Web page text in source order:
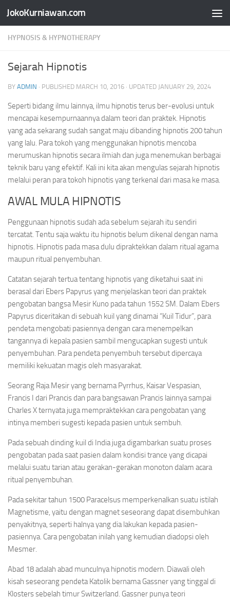
Skip to content
JokoKurniawan.com
HYPNOSIS & HYPNOTHERAPY
Sejarah Hipnotis
BY ADMIN · PUBLISHED MARCH 10, 2016 · UPDATED JANUARY 29, 2024
Seperti bidang ilmu lainnya, ilmu hipnotis terus ber-evolusi untuk
mencapai kesempurnaannya dalam teori dan praktek. Hipnotis
yang ada sekarang sudah sangat maju dibanding hipnotis 200 tahun
yang lalu. Para tokoh yang menggunakan hipnotis mencoba
merumuskan hipnotis secara ilmiah dan juga menemukan berbagai
teknik baru yang efektif. Kali ini kita akan mengulas sejarah hipnotis
melalui peran para tokoh hipnotis yang terkenal dari masa ke masa.
AWAL MULA HIPNOTIS
Penggunaan hipnotis sudah ada sebelum sejarah itu sendiri
tercatat. Tentu saja waktu itu hipnotis belum dikenal dengan nama
hipnotis. Hipnotis pada masa dulu dipraktekkan dalam ritual agama
maupun ritual penyembuhan.
Catatan sejarah tertua tentang hipnotis yang diketahui saat ini
berasal dari Ebers Papyrus yang menjelaskan teori dan praktek
pengobatan bangsa Mesir Kuno pada tahun 1552 SM. Dalam Ebers
Papyrus diceritakan di sebuah kuil yang dinamai “Kuil Tidur”, para
pendeta mengobati pasiennya dengan cara menempelkan
tangannya di kepala pasien sambil mengucapkan sugesti untuk
penyembuhan. Para pendeta penyembuh tersebut dipercaya
memiliki kekuatan magis oleh masyarakat.
Seorang Raja Mesir yang bernama Pyrrhus, Kaisar Vespasian,
Francis I dari Prancis dan para bangsawan Prancis lainnya sampai
Charles X ternyata juga mempraktekkan cara pengobatan yang
intinya memberi sugesti kepada pasien untuk sembuh.
Pada sebuah dinding kuil di India juga digambarkan suatu proses
pengobatan pada saat pasien dalam kondisi trance yang dicapai
melalui suatu tarian atau gerakan-gerakan monoton dalam acara
ritual penyembuhan.
Pada sekitar tahun 1500 Paracelsus memperkenalkan suatu istilah
Magnetisme, yaitu dengan magnet seseorang dapat disembuhkan
penyakitnya, seperti halnya yang dia lakukan kepada pasien-
pasiennya. Cara pengobatan inilah yang kemudian diadopsi oleh
Mesmer.
Abad 18 adalah abad munculnya hipnotis modern. Diawali oleh
kisah seseorang pendeta Katolik bernama Gassner yang tinggal di
Klosters sebelah timur Switzerland. Gassner punya teori